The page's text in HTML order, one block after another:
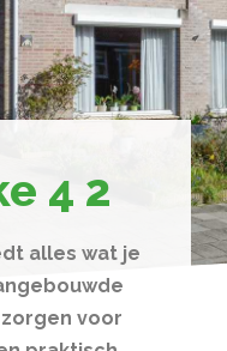
4 2
alles wat je
voor